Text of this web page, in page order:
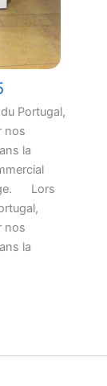
Portugal,
nos
la
Lors
nos
la